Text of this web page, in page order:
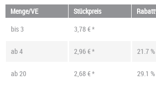
Menge/VE Stückpreis
bis 3 3,78 € *
ab4 2,96 € * 21.7
ab20 2,68 € *
29.1